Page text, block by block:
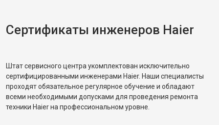
Сертификаты инженеров Haier
Штат сервисного центра укомплектован исключительно
сертифицированными инженерами Haier. Наши специалисты
проходят обязательное регулярное обучение и обладают
всеми необходимыми допусками для проведения ремонта
техники Haier на профессиональном уровне.